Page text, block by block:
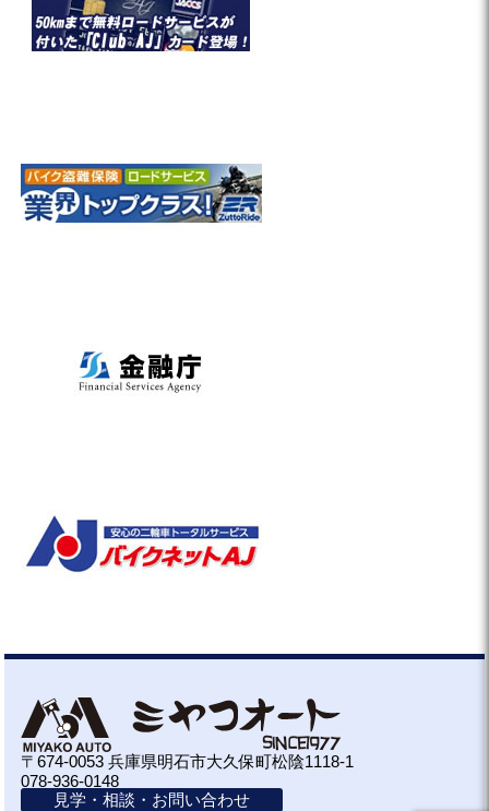
〒674-0053 兵庫県明石市大久保町松陰1118-1
078-936-0148
見学・相談・お問い合わせ